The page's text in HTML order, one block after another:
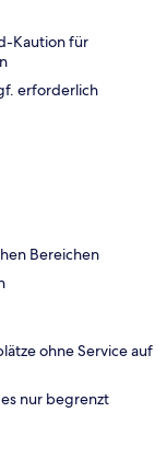
Kaution für
erforderlich
Bereichen
ohne Service auf
nur begrenzt